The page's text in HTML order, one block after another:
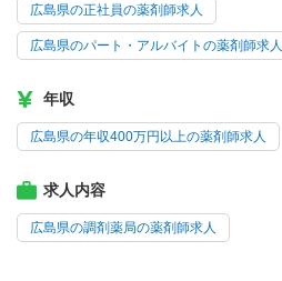
広島県の正社員の薬剤師求人
広島県のパート・アルバイトの薬剤師求人
年収
広島県の年収400万円以上の薬剤師求人
求人内容
広島県の調剤薬局の薬剤師求人